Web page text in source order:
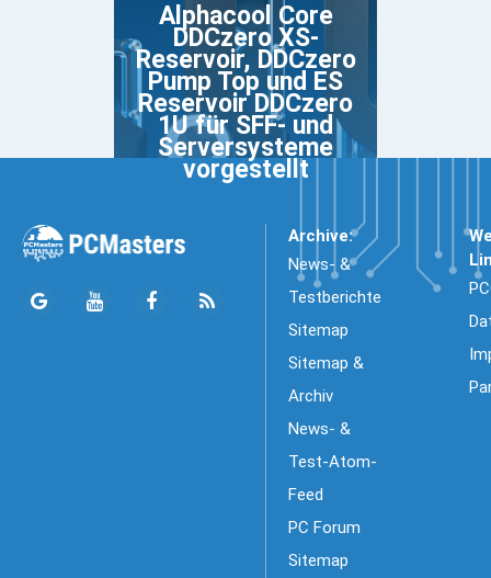
Alphacool Core
DDCzero XS-
Reservoir, DDCzero
Pump Top und ES
Reservoir DDCzero
1U für SFF- und
Serversysteme
vorgestellt
Archive:
News- &
Testberichte
Sitemap
Sitemap &
Archiv
News- &
Test-Atom-
Feed
PC Forum
Sitemap